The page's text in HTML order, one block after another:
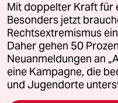
taz Blogs
taz FUTURZWEI
Le Monde diplomatique
Mit doppelter Kraft für
Besonders jetzt
Rechtsextremismus
Daher gehen 50
Neuanmeldungen an
eine Kampagne, die
und Jugendorte